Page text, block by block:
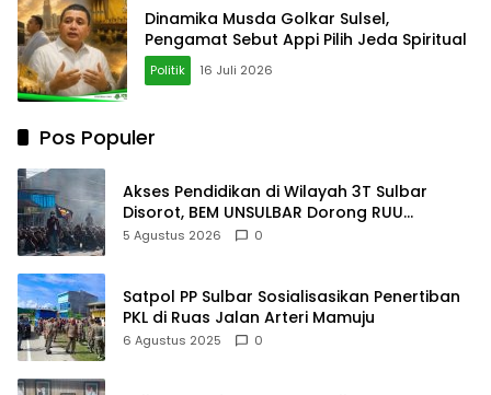
Dinamika Musda Golkar Sulsel,
Pengamat Sebut Appi Pilih Jeda Spiritual
Politik 16 Juli 2026
Pos Populer
Akses Pendidikan di Wilayah 3T Sulbar
Disorot, BEM UNSULBAR Dorong RUU
Sisdiknas
5 Agustus 2026 0
Satpol PP Sulbar Sosialisasikan Penertiban
PKL di Ruas Jalan Arteri Mamuju
6 Agustus 2025 0